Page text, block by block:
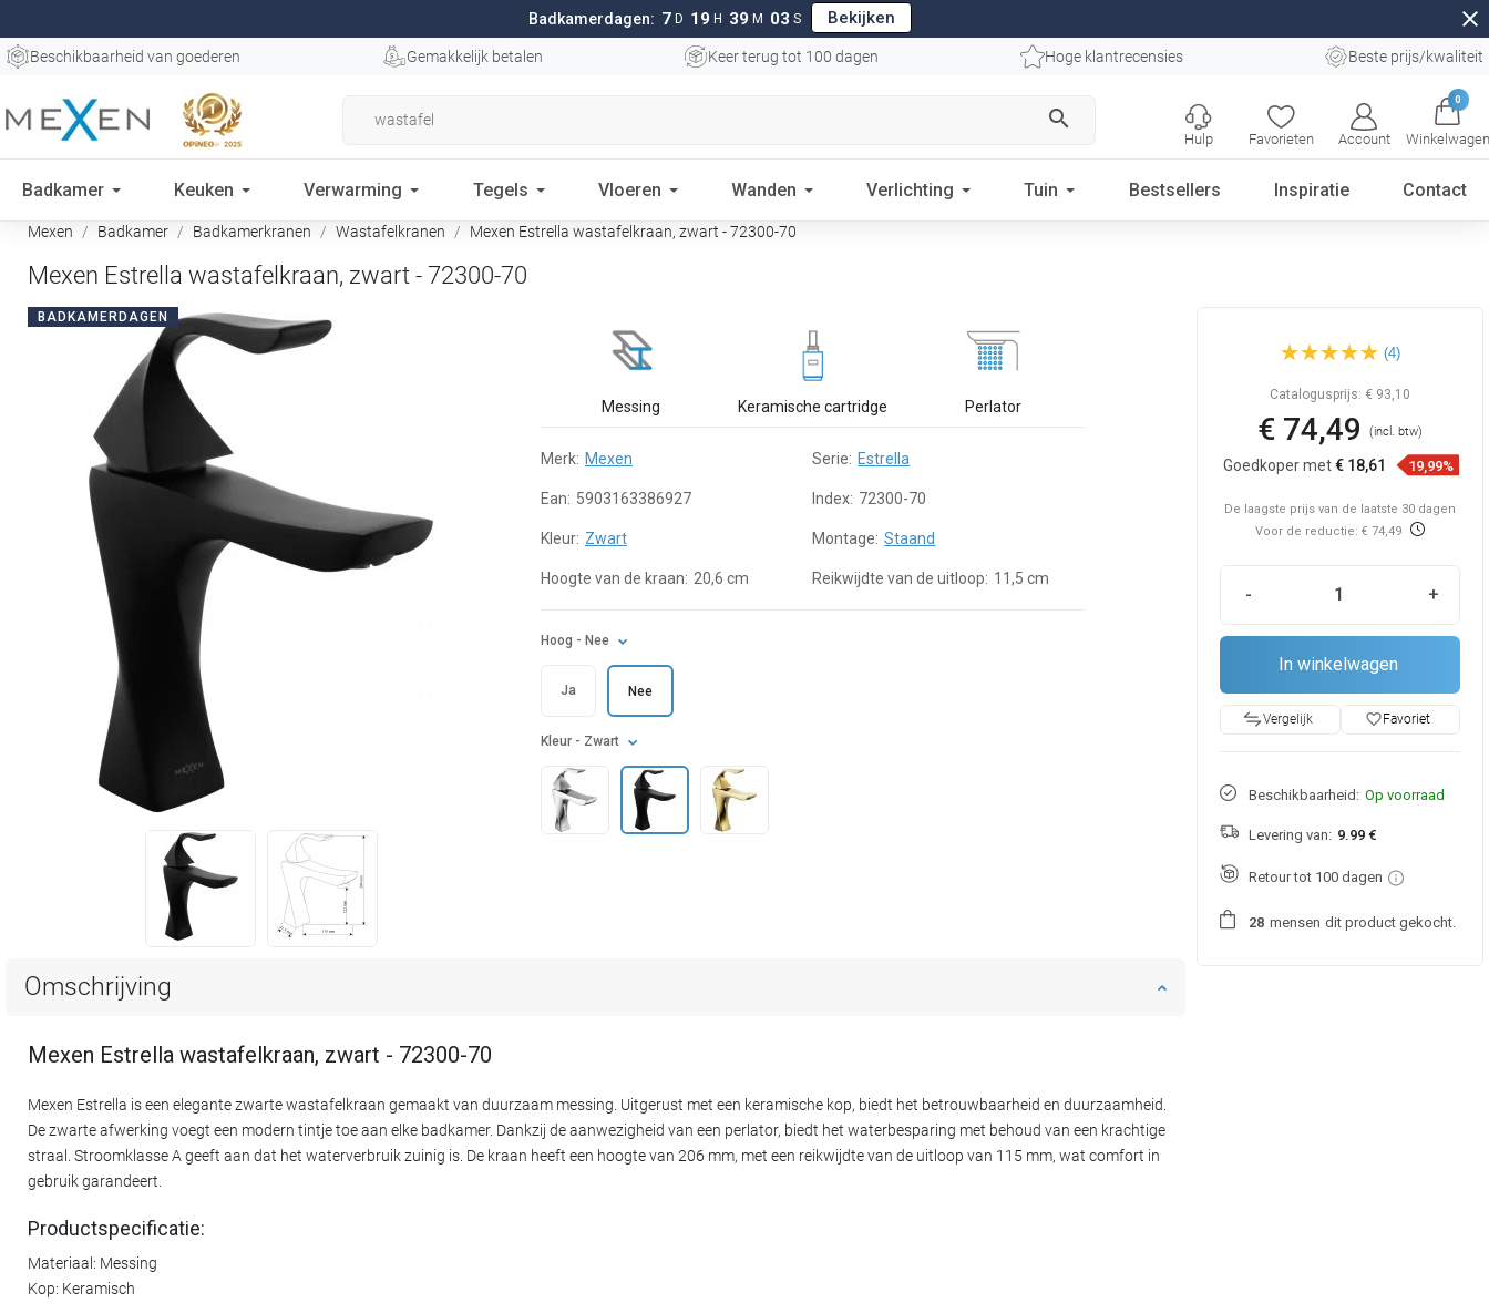
Badkamerdagen: 7 D 19 H 39 M 02 S Bekijken close
Beschikbaarheid van goederen Gemakkelijk betalen Keer terug tot 100 dagen Hoge klantrecensies Beste prijs/kwaliteit
search
Favorieten Account
0
Winkelwagen
Hulp
Badkamer Keuken Verwarming Tegels Vloeren Wanden Verlichting Tuin Bestsellers Inspiratie Contact
Mexen Badkamer Badkamerkranen Wastafelkranen Mexen Estrella wastafelkraan, zwart - 72300-70
Mexen Estrella wastafelkraan, zwart - 72300-70
BADKAMERDAGEN
Messing Keramische cartridge Perlator
Merk: Mexen Serie: Estrella
Ean: 5903163386927 Index: 72300-70
Kleur: Zwart Montage: Staand
Hoogte van de kraan: 20,6 cm Reikwijdte van de uitloop: 11,5 cm
Kleur - Zwart
Hoog - Nee
Ja Nee
Omschrijving
Mexen Estrella wastafelkraan, zwart - 72300-70
Mexen Estrella is een elegante zwarte wastafelkraan gemaakt van duurzaam messing. Uitgerust met een keramische kop, biedt het betrouwbaarheid en duurzaamheid.
De zwarte afwerking voegt een modern tintje toe aan elke badkamer. Dankzij de aanwezigheid van een perlator, biedt het waterbesparing met behoud van een krachtige
straal. Stroomklasse A geeft aan dat het waterverbruik zuinig is. De kraan heeft een hoogte van 206 mm, met een reikwijdte van de uitloop van 115 mm, wat comfort in
gebruik garandeert.
Productspecificatie:
Materiaal: Messing
Kop: Keramisch
Mexen Estrella wastafelkraan,
zwart - 72300-70
(4)
Catalogusprijs: € 93,10
€ 74,49(incl. btw)
Goedkoper met€ 18,61 19,99%
De laagste prijs van de laatste 30 dagen
Voor de reductie: € 74,49
- +
In winkelwagen
Vergelijk favorite_borderFavoriet
Beschikbaarheid: Op voorraad
Levering van: 9.99 €
Retour tot 100 dagen
28 mensen dit product gekocht.